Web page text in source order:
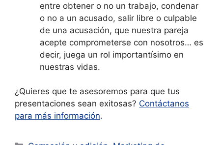
entre obtener o no un trabajo, condenar
o no a un acusado, salir libre o culpable
de una acusación, que nuestra pareja
acepte comprometerse con nosotros… es
decir, juega un rol importantísimo en
nuestras vidas.
¿Quieres que te asesoremos para que tus
presentaciones sean exitosas? Contáctanos
para más información.